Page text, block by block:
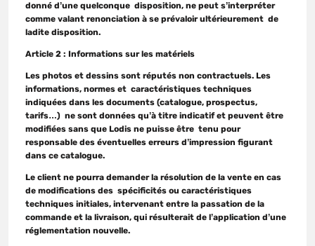
donné d’une quelconque disposition, ne peut s’interpréter
comme valant renonciation à se prévaloir ultérieurement de
ladite disposition.
Article 2 : Informations sur les matériels
Les photos et dessins sont réputés non contractuels. Les
informations, normes et caractéristiques techniques
indiquées dans les documents (catalogue, prospectus,
tarifs…) ne sont données qu’à titre indicatif et peuvent être
modifiées sans que Lodis ne puisse être tenu pour
responsable des éventuelles erreurs d’impression figurant
dans ce catalogue.
Le client ne pourra demander la résolution de la vente en cas
de modifications des spécificités ou caractéristiques
techniques initiales, intervenant entre la passation de la
commande et la livraison, qui résulterait de l’application d’une
réglementation nouvelle.